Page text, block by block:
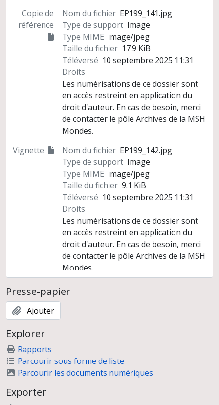
Copie de
référence
Nom du fichier EP199_141.jpg
Type de support Image
Type MIME image/jpeg
Taille du fichier 17.9 KiB
Téléversé 10 septembre 2025 11:31
Droits
Les numérisations de ce dossier sont
en accès restreint en application du
droit d'auteur. En cas de besoin, merci
de contacter le pôle Archives de la MSH
Mondes.
Vignette
Nom du fichier EP199_142.jpg
Type de support Image
Type MIME image/jpeg
Taille du fichier 9.1 KiB
Téléversé 10 septembre 2025 11:31
Droits
Les numérisations de ce dossier sont
en accès restreint en application du
droit d'auteur. En cas de besoin, merci
de contacter le pôle Archives de la MSH
Mondes.
Presse-papier
Ajouter
Explorer
Rapports
Parcourir sous forme de liste
Parcourir les documents numériques
Exporter